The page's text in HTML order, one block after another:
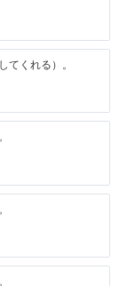
てくれる）。